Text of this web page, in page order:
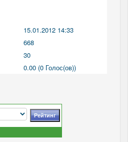
15.01.2012 14:33
668
30
0.00 (0 Голос(ов))